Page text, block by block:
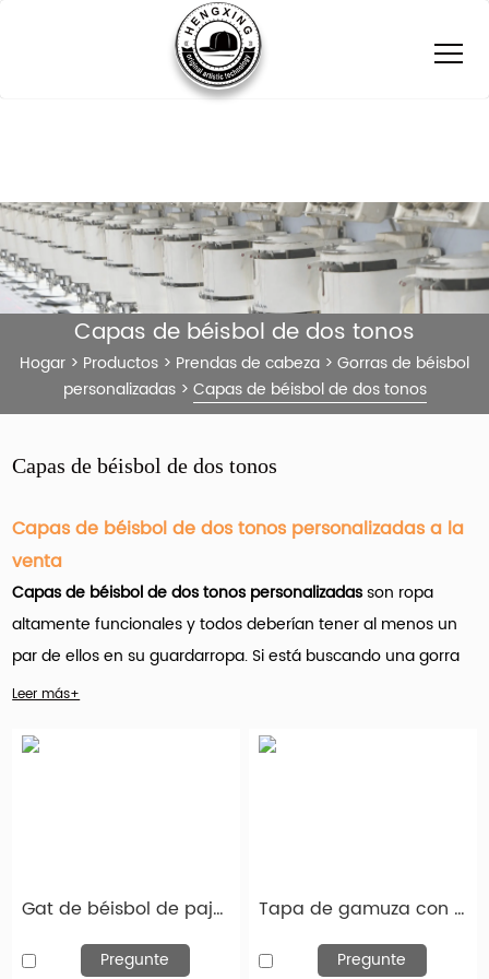
Capas de béisbol de dos tonos
Hogar > Productos > Prendas de cabeza > Gorras de béisbol
personalizadas> Capas de béisbol de dos tonos
Capas de béisbol de dos tonos
Capas de béisbol de dos tonos personalizadas a la
venta
Capas de béisbol de dos tonos personalizadasson ropa
altamente funcionales y todos deberían tener al menos un
par de ellos en su guardarropa. Si está buscando una gorra
versátil que pueda caber con su estilo y también satisfaga
excelente para usted.
aquí sea la personalización.
Una amplia variedad de opciones de tono de béisbol de dos
Leer más+
Gat de béisbol de paja gorras de camionero marrones personalizados
Pregunte
Tapa de gamuza con correa de cuero Capas de béisbol de dos tonos personalizadas para al por mayor
Pregunte